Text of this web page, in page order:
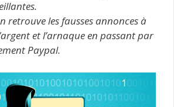
retrouve les fausses annonces à
et l’arnaque en passant par
Paypal.